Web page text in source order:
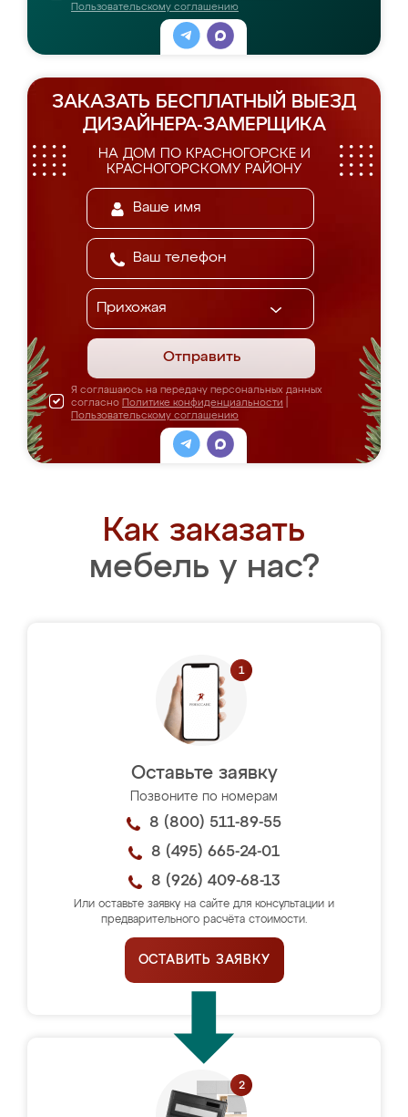
Пользовательскому соглашению
ЗАКАЗАТЬ БЕСПЛАТНЫЙ ВЫЕЗД
ДИЗАЙНЕРА-ЗАМЕРЩИКА
НА ДОМ ПО КРАСНОГОРСКЕ И
КРАСНОГОРСКОМУ РАЙОНУ
Отправить
Я соглашаюсь на передачу персональных данных
согласно Политике конфиденциальности
Пользовательскому соглашению
Как заказать
мебель у нас?
Оставьте заявку
Позвоните по номерам
8 (800) 511-89-55
8 (495) 665-24-01
8 (926) 409-68-13
Или оставьте заявку на сайте для консультации и
предварительного расчёта стоимости.
ОСТАВИТЬ ЗАЯВКУ